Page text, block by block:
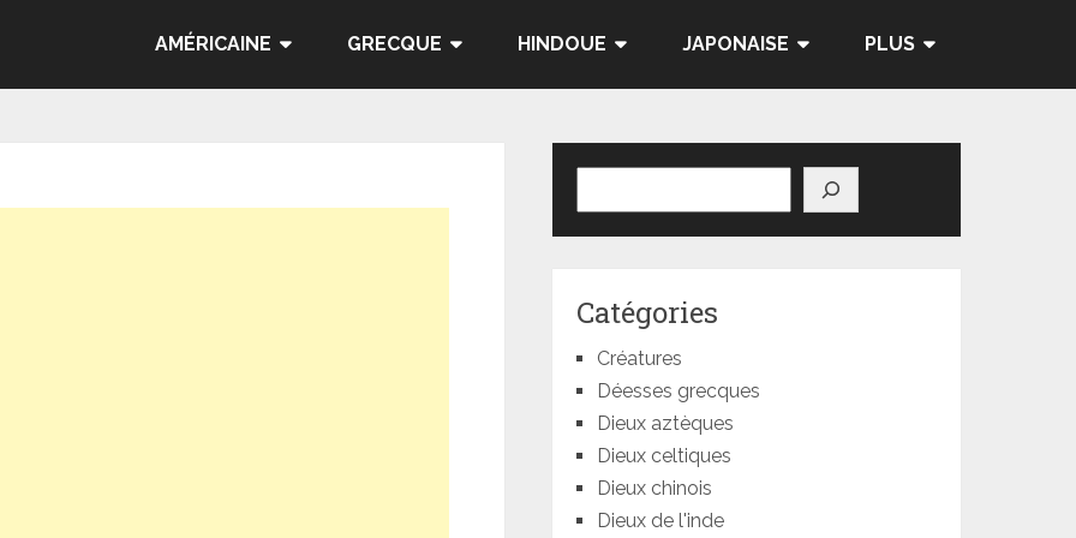
AMÉRICAINE GRECQUE HINDOUE JAPONAISE PLUS
Catégories
Créatures
Déesses grecques
Dieux aztèques
Dieux celtiques
Dieux chinois
Dieux de l'inde